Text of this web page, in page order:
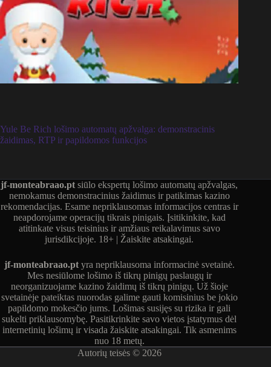
Yule Be Rich lošimo automatų apžvalga: demonstracinis
žaidimas, RTP ir papildomos funkcijos
jf-monteabraao.pt siūlo ekspertų lošimo automatų apžvalgas,
nemokamus demonstracinius žaidimus ir patikimas kazino
rekomendacijas. Esame nepriklausomas informacijos centras ir
neapdorojame operacijų tikrais pinigais. Įsitikinkite, kad
atitinkate visus teisinius ir amžiaus reikalavimus savo
jurisdikcijoje. 18+ | Žaiskite atsakingai.
jf-monteabraao.ptyra nepriklausoma informacinė svetainė.
Mes nesiūlome lošimo iš tikrų pinigų paslaugų ir
neorganizuojame kazino žaidimų iš tikrų pinigų. Už šioje
svetainėje pateiktas nuorodas galime gauti komisinius be jokio
papildomo mokesčio jums. Lošimas susijęs su rizika ir gali
sukelti priklausomybę. Pasitikrinkite savo vietos įstatymus dėl
internetinių lošimų ir visada žaiskite atsakingai. Tik asmenims
nuo 18 metų.
Autorių teisės © 2026